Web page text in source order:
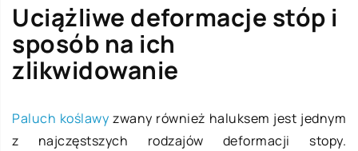
Uciążliwe deformacje stóp i
sposób na ich
zlikwidowanie
Paluch koślawy zwany również haluksem jest jednym
z najczęstszych rodzajów deformacji stopy.